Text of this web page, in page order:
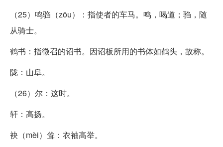
（25）鸣驺（zōu）：指使者的车马。鸣，喝道；驺，随
从骑士。
鹤书：指徵召的诏书。因诏板所用的书体如鹤头，故称。
陇：山阜。
（26）尔：这时。
轩：高扬。
袂（mèi）耸：衣袖高举。